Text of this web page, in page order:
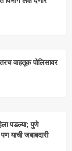
वाहतूक पोलिसावर
पडल्या; पुणे
याची जबाबदारी